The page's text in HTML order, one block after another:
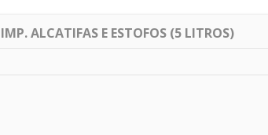
ALCATIFAS E ESTOFOS (5 LITROS)